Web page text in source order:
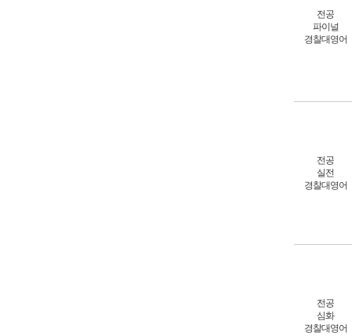
전공
파이널
경찰대영어
전공
실전
경찰대영어
전공
심화
경찰대영어